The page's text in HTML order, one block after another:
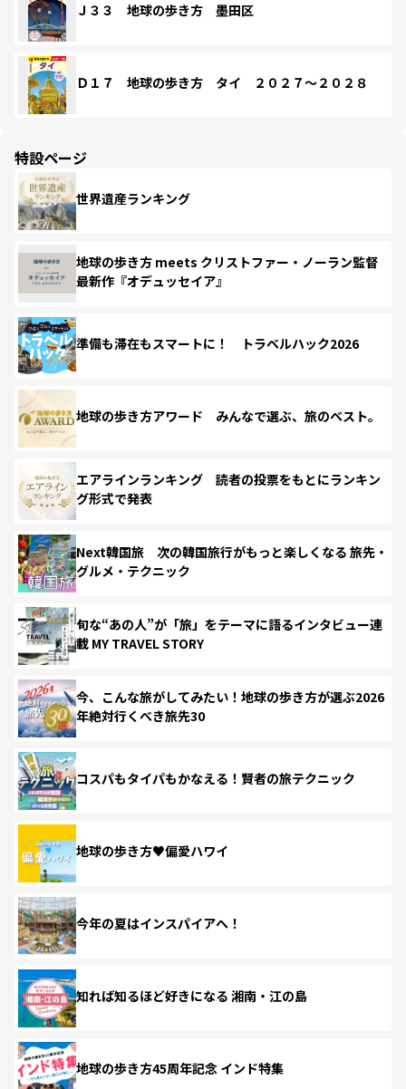
Ｊ３３ 地球の歩き方 墨田区
Ｄ１７ 地球の歩き方 タイ ２０２７～２０２８
特設ページ
世界遺産ランキング
地球の歩き方 meets クリストファー・ノーラン監督
最新作『オデュッセイア』
準備も滞在もスマートに！ トラベルハック2026
地球の歩き方アワード みんなで選ぶ、旅のベスト。
エアラインランキング 読者の投票をもとにランキン
グ形式で発表
Next韓国旅 次の韓国旅行がもっと楽しくなる 旅先・
グルメ・テクニック
旬な“あの人”が「旅」をテーマに語るインタビュー連
載 MY TRAVEL STORY
今、こんな旅がしてみたい！地球の歩き方が選ぶ2026
年絶対行くべき旅先30
コスパもタイパもかなえる！賢者の旅テクニック
地球の歩き方♥偏愛ハワイ
今年の夏はインスパイアへ！
知れば知るほど好きになる 湘南・江の島
地球の歩き方45周年記念 インド特集